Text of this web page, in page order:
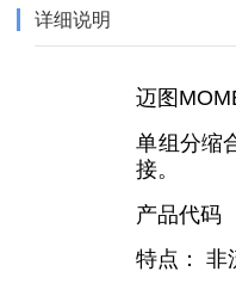
详细说明
迈图
单组分缩
接。
产品代码
特点： 非